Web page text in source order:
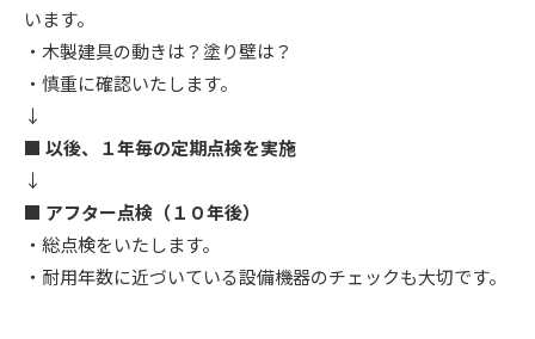
います。
・木製建具の動きは？塗り壁は？
・慎重に確認いたします。
↓
■ 以後、１年毎の定期点検を実施
↓
■ アフター点検（１０年後）
・総点検をいたします。
・耐用年数に近づいている設備機器のチェックも大切です。